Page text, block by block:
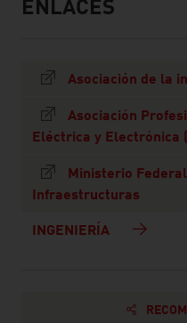
listen
links
ENLACES
Asociación de la
Asociación
Eléctrica y Electrónica
Ministerio
Infraestructuras
INGENIERÍA